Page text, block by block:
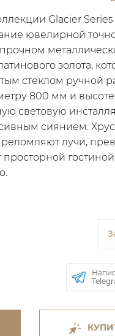
Glacier
ювелирной
золота,
стеклом ручной
800 мм и
световую
сиянием.
лучи,